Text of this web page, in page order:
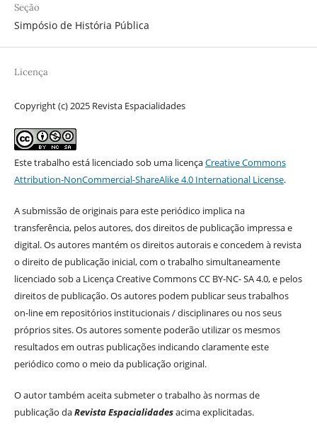
Seção
Simpósio de História Pública
Licença
Copyright (c) 2025 Revista Espacialidades
Este trabalho está licenciado sob uma licençaCreative Commons
Attribution-NonCommercial-ShareAlike 4.0 International License.
A submissão de originais para este periódico implica na
transferência, pelos autores, dos direitos de publicação impressa e
digital. Os autores mantém os direitos autorais e concedem à revista
o direito de publicação inicial, com o trabalho simultaneamente
licenciado sob a Licença Creative Commons CC BY-NC- SA 4.0, e pelos
direitos de publicação. Os autores podem publicar seus trabalhos
on-line em repositórios institucionais / disciplinares ou nos seus
próprios sites. Os autores somente poderão utilizar os mesmos
resultados em outras publicações indicando claramente este
periódico como o meio da publicação original.
O autor também aceita submeter o trabalho às normas de
publicação daRevista Espacialidadesacima explicitadas.